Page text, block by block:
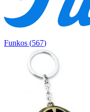
Funkos (567)